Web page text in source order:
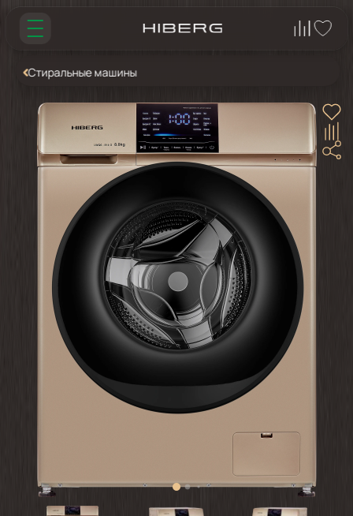
Стиральные машины